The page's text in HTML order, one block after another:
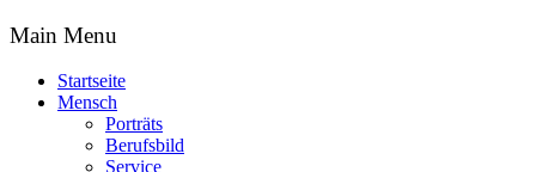
Main Menu
Startseite
Mensch
Porträts
Berufsbild
Service